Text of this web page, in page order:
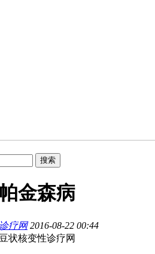
金森病
疗网 2016-08-22 00:44
状核变性诊疗网